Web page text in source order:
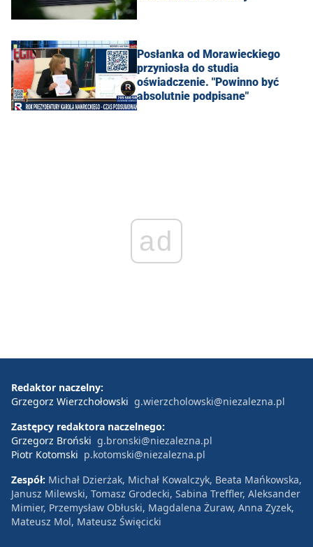
Posłanka od Morawieckiego
przyniosła do studia
oświadczenie. "Powinno być
absolutnie podpisane"
ad
Redaktor naczelny:
Grzegorz Wierzchołowski g.wierzcholowski@niezalezna.pl
Zastępcy redaktora naczelnego:
Grzegorz Broński g.bronski@niezalezna.pl
Piotr Kotomski p.kotomski@niezalezna.pl
Zespół: Michał Dzierżak, Michał Kowalczyk, Beata Mańkowska,
Janusz Milewski, Tomasz Grodecki, Sabina Treffler, Aleksander
Mimier, Przemysław Obłuski, Magdalena Żuraw, Anna Zyzek,
Mateusz Mol, Mateusz Święcicki